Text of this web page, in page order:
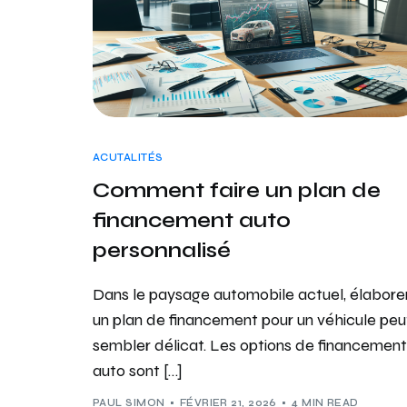
ACUTALITÉS
Comment faire un plan de
financement auto
personnalisé
Dans le paysage automobile actuel,
un plan de financement pour un véhicule
sembler délicat. Les options de financement
auto sont […]
PAUL SIMON FÉVRIER 21, 2026 4 MIN READ